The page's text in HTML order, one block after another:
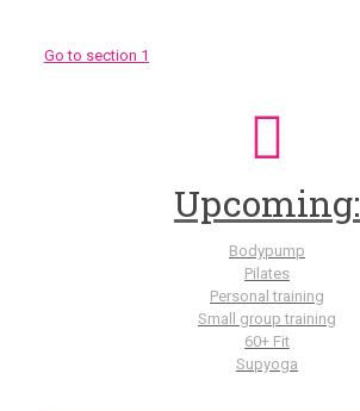
Go to section 1
Upcoming:
Bodypump
Pilates
Personal training
Small group training
60+ Fit
Supyoga